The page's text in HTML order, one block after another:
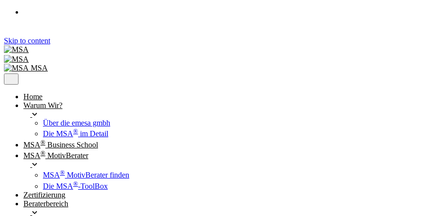
Skip to content
MSA
Home
Warum Wir?
Über die emesa gmbh
Die MSA® im Detail
MSA® Business School
MSA® MotivBerater
MSA® MotivBerater finden
Die MSA®-ToolBox
Zertifizierung
Beraterbereich